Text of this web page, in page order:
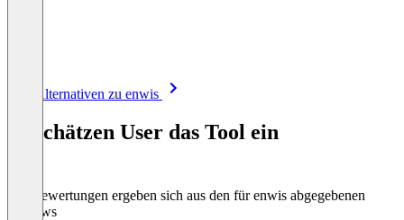
Alle Alternativen zu enwis
So schätzen User das Tool ein
Die Bewertungen ergeben sich aus den für enwis abgegebenen
Reviews